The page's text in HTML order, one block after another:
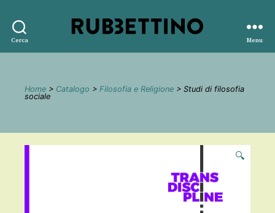
Cerca
editore
Menu
Home > Catalogo > Filosofia e Religione > Studi di filosofia
sociale
🔍